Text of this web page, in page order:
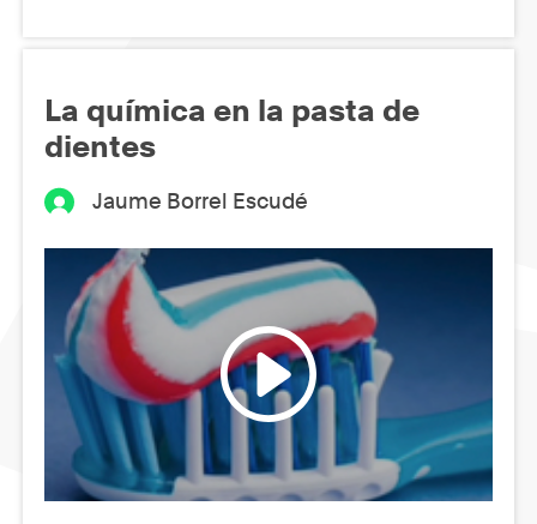
La química en la pasta de
dientes
Jaume Borrel Escudé